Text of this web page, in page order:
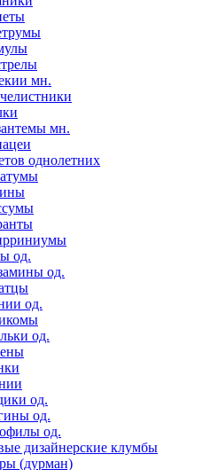
мн.
мн.
однолетних
од.
од.
од.
од.
од.
од.
од.
дизайнерские клумбы
(дурман)